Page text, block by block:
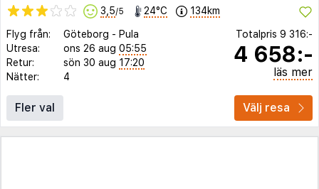
3,5/5 24°C 134km
Flyg från: Göteborg - Pula
Utresa:
ons 26 aug 05:55
Retur:
sön 30 aug 17:20
Nätter:
4
Totalpris 9 316:-
4 658:-
läs mer
Fler val Välj resa